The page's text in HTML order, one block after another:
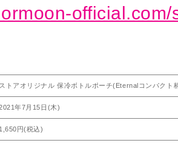
official.com/
ストアオリジナル 保冷ボトルポーチ(Eternalコンパクト
年7月15日(木)
1,650円(税込)